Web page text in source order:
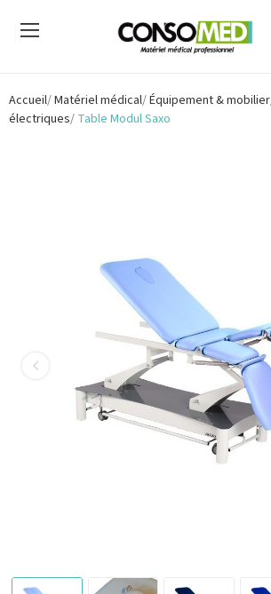
Accueil Matériel médical Équipement & mobilier
électriques Table Modul Saxo